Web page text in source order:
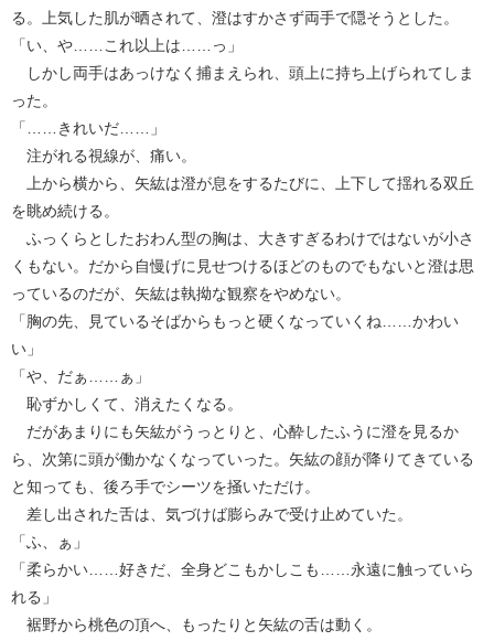
る。上気した肌が晒されて、澄はすかさず両手で隠そうとした。
「い、や……これ以上は……っ」
しかし両手はあっけなく捕まえられ、頭上に持ち上げられてしま
った。
「……きれいだ……」
注がれる視線が、痛い。
上から横から、矢紘は澄が息をするたびに、上下して揺れる双丘
を眺め続ける。
ふっくらとしたおわん型の胸は、大きすぎるわけではないが小さ
くもない。だから自慢げに見せつけるほどのものでもないと澄は思
っているのだが、矢紘は執拗な観察をやめない。
「胸の先、見ているそばからもっと硬くなっていくね……かわい
い」
「や、だぁ……ぁ」
恥ずかしくて、消えたくなる。
だがあまりにも矢紘がうっとりと、心酔したふうに澄を見るか
ら、次第に頭が働かなくなっていった。矢紘の顔が降りてきている
と知っても、後ろ手でシーツを掻いただけ。
差し出された舌は、気づけば膨らみで受け止めていた。
「ふ、ぁ」
「柔らかい……好きだ、全身どこもかしこも……永遠に触っていら
れる」
裾野から桃色の頂へ、もったりと矢紘の舌は動く。